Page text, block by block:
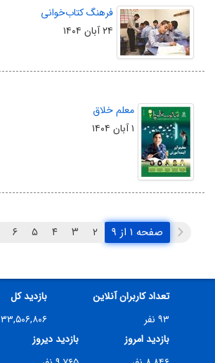
فرهنگ کتاب‌خوانی
۲۴ آبان ۱۴۰۴
معلم خلاق
۱ آبان ۱۴۰۴
صفحه ۱ از ۹ ۲ ۳ ۴ ۵ ۶
تعداد کاربران آنلاین
۹۳ نفر
بازدید کل
۳۳,۵۰۶,۸۰۶ نفر
بازدید امروز
بازدید دیروز